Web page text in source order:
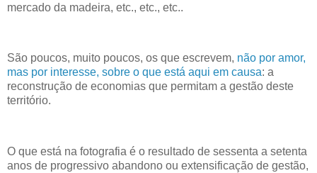
mercado da madeira, etc., etc., etc..
São poucos, muito poucos, os que escrevem, não por amor,
mas por interesse, sobre o que está aqui em causa: a
reconstrução de economias que permitam a gestão deste
território.
O que está na fotografia é o resultado de sessenta a setenta
anos de progressivo abandono ou extensificação de gestão,